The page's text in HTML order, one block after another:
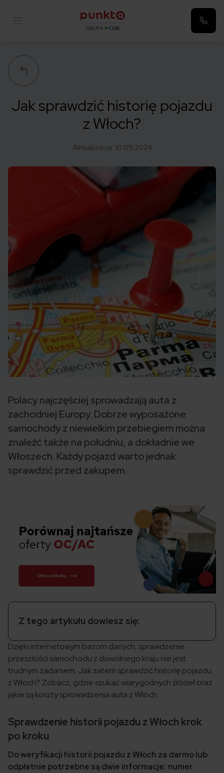
Jak sprawdzić historię pojazdu
z Włoch?
Aktualizacja: 10.09.2024
Polacy najczęściej sprowadzają auta z
zachodniej Europy. Dobrze wyposażone
samochody z niewielkim przebiegiem można
znaleźć także na południu, a dokładnie we
Włoszech. Każdy pojazd warto jednak
sprawdzić przed zakupem.
Z tego artykułu dowiesz się:
Dzięki internetowym bazom danych, sprawdzenie
przeszłości samochodu z dowolnego kraju nie jest
trudnym zadaniem. Jak zatem sprawdzić historię pojazdu
z Włoch? Zobacz, gdzie szukać wiarygodnych źródeł oraz
jakie są koszty sprowadzenia auta z Włoch.
Sprawdzenie historii pojazdu z Włoch krok
po kroku
Do weryfikacji historii pojazdu z Włoch za darmo lub
odpłatnie potrzebne są dwie informacje: numer